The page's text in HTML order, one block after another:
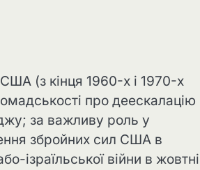
(з кінця 1960-х і 1970-х
про деескалацію
за важливу роль у
збройних сил США в
ізраїльської війни в жовтні